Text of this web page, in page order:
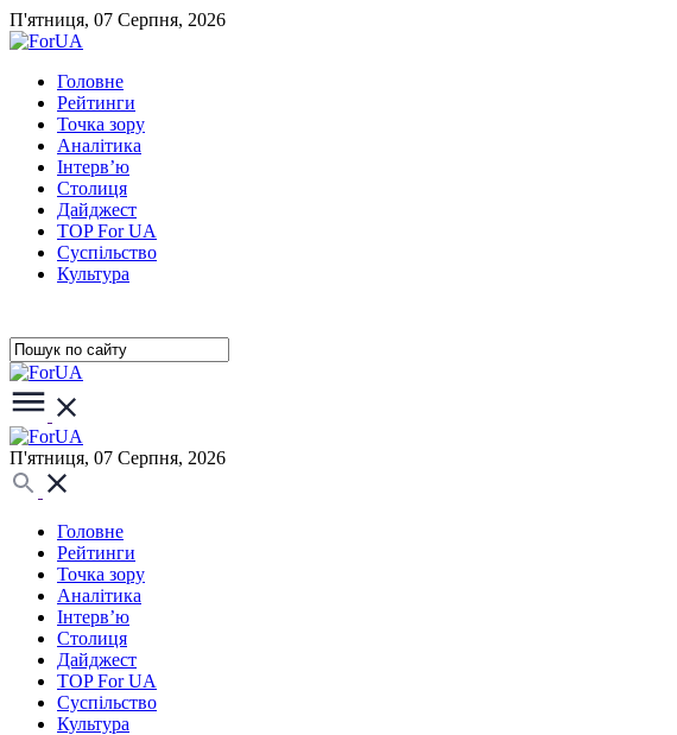
П'ятниця, 07 Серпня, 2026
Головне
Рейтинги
Точка зору
Аналітика
Інтерв’ю
Столиця
Дайджест
TOP For UA
Суспiльство
Культура
П'ятниця, 07 Серпня, 2026
Головне
Рейтинги
Точка зору
Аналітика
Інтерв’ю
Столиця
Дайджест
TOP For UA
Суспiльство
Культура